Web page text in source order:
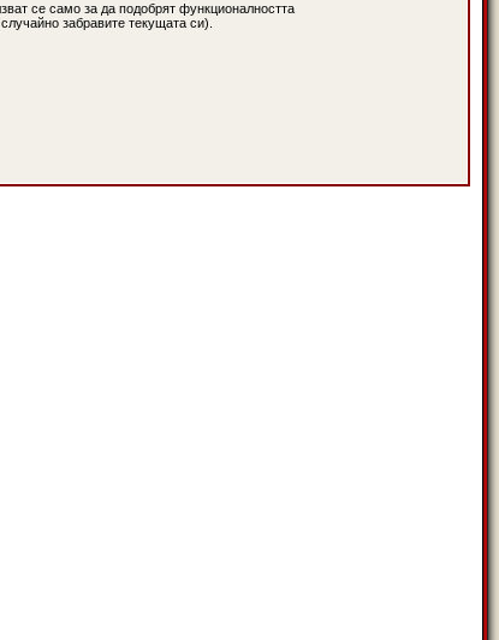
се само за да подобрят функционалността
забравите текущата си).